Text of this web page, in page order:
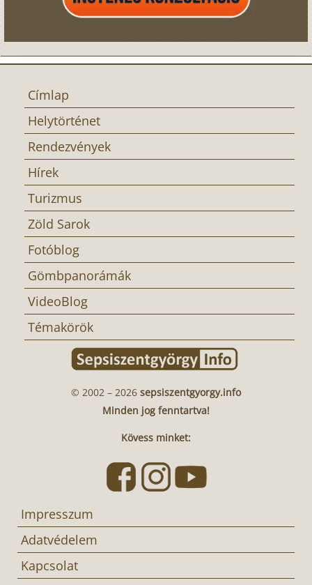
Címlap
Helytörténet
Rendezvények
Hírek
Turizmus
Zöld Sarok
Fotóblog
Gömbpanorámák
VideoBlog
Témakörök
© 2002 – 2026 sepsiszentgyorgy.info
Minden jog fenntartva!
Kövess minket:
Impresszum
Adatvédelem
Kapcsolat